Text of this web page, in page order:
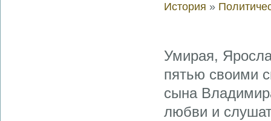
История »
Умирая,
пятью своими
сына
любви и